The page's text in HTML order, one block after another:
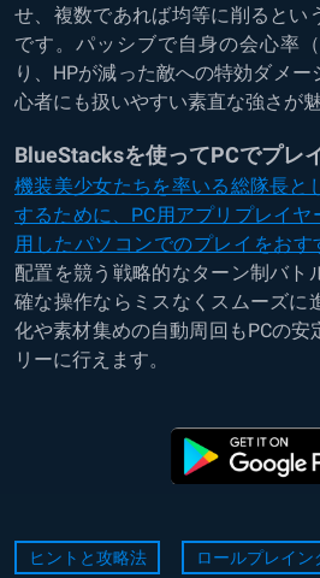
せ、複数であれば均等に削るとい
です。パッシブで自身の会心率
り、HPが減った敵への特効ダメ
心者にも扱いやすい素直な強さが魅
BlueStacksを使ってPCでプレ
機装美少女たちを率いる総隊長と
するために、PC用アプリプレイ
用したパソコンでのプレイをおす
配置を競う戦略的なターン制バト
確な操作ならミスなくスムーズに
化や素材集めの自動周回もPCの安
リーに行えます。
ヒントと攻略法 ロールプレイン